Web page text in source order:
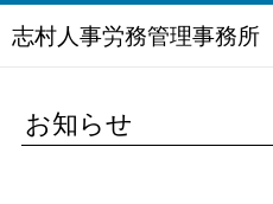
志村人事労務管理事務所
お知らせ